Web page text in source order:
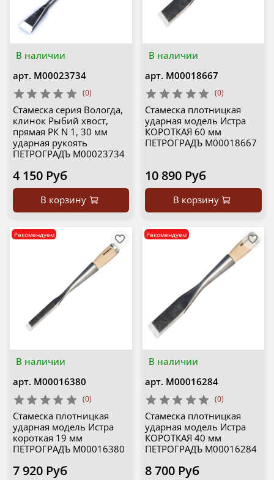
В наличии
арт. М00023734
(0)
Стамеска серия Вологда,
клинок Рыбий хвост,
прямая РК N 1, 30 мм
ударная рукоять
ПЕТРОГРАДЪ М00023734
4 150 Руб
В корзину
В наличии
арт. М00018667
(0)
Стамеска плотницкая
ударная модель Истра
КОРОТКАЯ 60 мм
ПЕТРОГРАДЪ М00018667
10 890 Руб
В корзину
В наличии
Рекомендуем
арт. М00016380
(0)
Стамеска плотницкая
ударная модель Истра
короткая 19 мм
ПЕТРОГРАДЪ М00016380
7 920 Руб
В наличии
Рекомендуем
арт. М00016284
(0)
Стамеска плотницкая
ударная модель Истра
КОРОТКАЯ 40 мм
ПЕТРОГРАДЪ М00016284
8 700 Руб